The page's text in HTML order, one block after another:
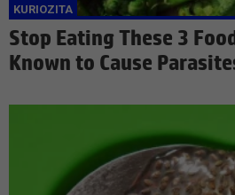
Stop Eating These 3
Known to Cause